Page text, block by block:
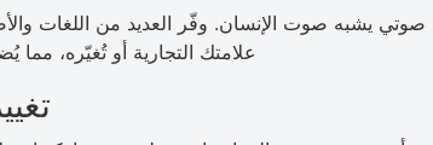
يشبه صوت الإنسان. وفّر العديد من اللغات
علامتك التجارية أو تُغيّره،